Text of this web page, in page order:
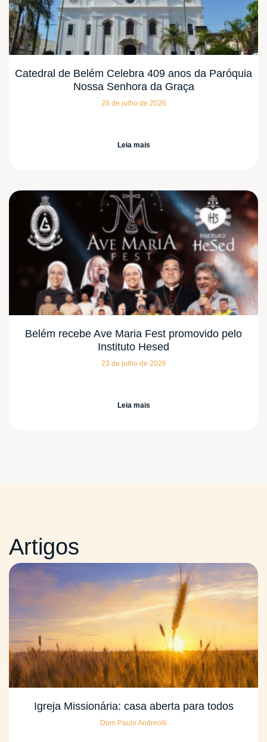
Catedral de Belém Celebra 409 anos da Paróquia
Nossa Senhora da Graça
28 de julho de 2026
Leia mais
Belém recebe Ave Maria Fest promovido pelo
Instituto Hesed
23 de julho de 2026
Leia mais
Artigos
Igreja Missionária: casa aberta para todos
Dom Paulo Andreolli